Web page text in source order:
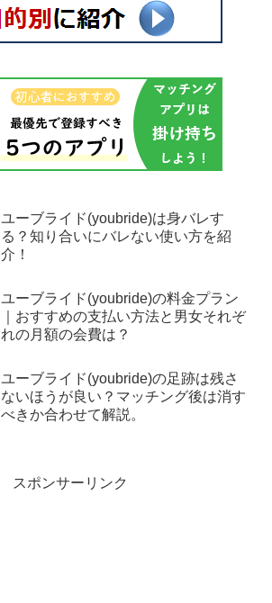
ユーブライド(youbride)は身バレす
る？知り合いにバレない使い方を紹
介！
ユーブライド(youbride)の料金プラン
｜おすすめの支払い方法と男女それぞ
れの月額の会費は？
ユーブライド(youbride)の足跡は残さ
ないほうが良い？マッチング後は消す
べきか合わせて解説。
スポンサーリンク